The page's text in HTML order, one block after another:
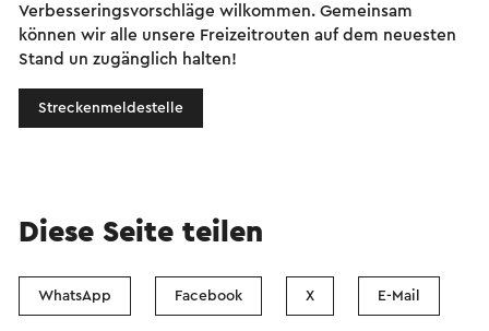
Verbesseringsvorschläge wilkommen. Gemeinsam
können wir alle unsere Freizeitrouten auf dem neuesten
Stand un zugänglich halten!
Streckenmeldestelle
Diese Seite teilen
WhatsApp Facebook X E-Mail